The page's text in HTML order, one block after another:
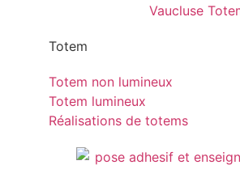
Totem
Totem non lumineux
Totem lumineux
Réalisations de totems